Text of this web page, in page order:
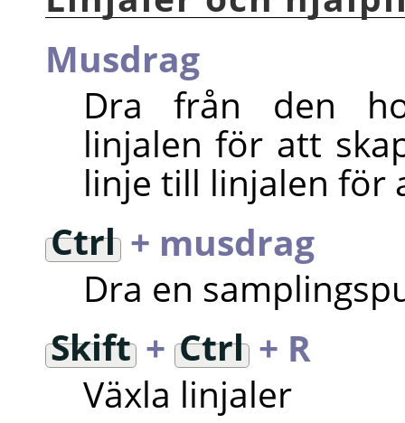
Musdrag
Dra från den
linjalen för att
linje till linjalen för
Ctrl+ musdrag
Dra en
Skift+ Ctrl + R
Växla linjaler